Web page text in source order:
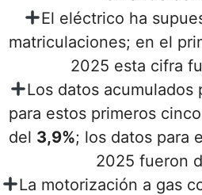
El eléctrico ha
matriculaciones; en el
2025 esta cifra
Los datos acumulados
para estos primeros
del 3,9%; los datos para
2025 fueron
La motorización a gas